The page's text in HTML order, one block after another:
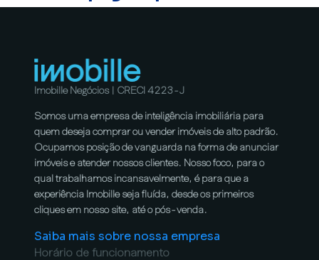
Imobille Negócios | CRECI 4223-J
Somos uma empresa de inteligência imobiliária para
quem deseja comprar ou vender imóveis de alto padrão.
Ocupamos posição de vanguarda na forma de anunciar
imóveis e atender nossos clientes. Nosso foco, para o
qual trabalhamos incansavelmente, é para que a
experiência Imobille seja fluída, desde os primeiros
cliques em nosso site, até o pós-venda.
Saiba mais sobre nossa empresa
Horário de funcionamento